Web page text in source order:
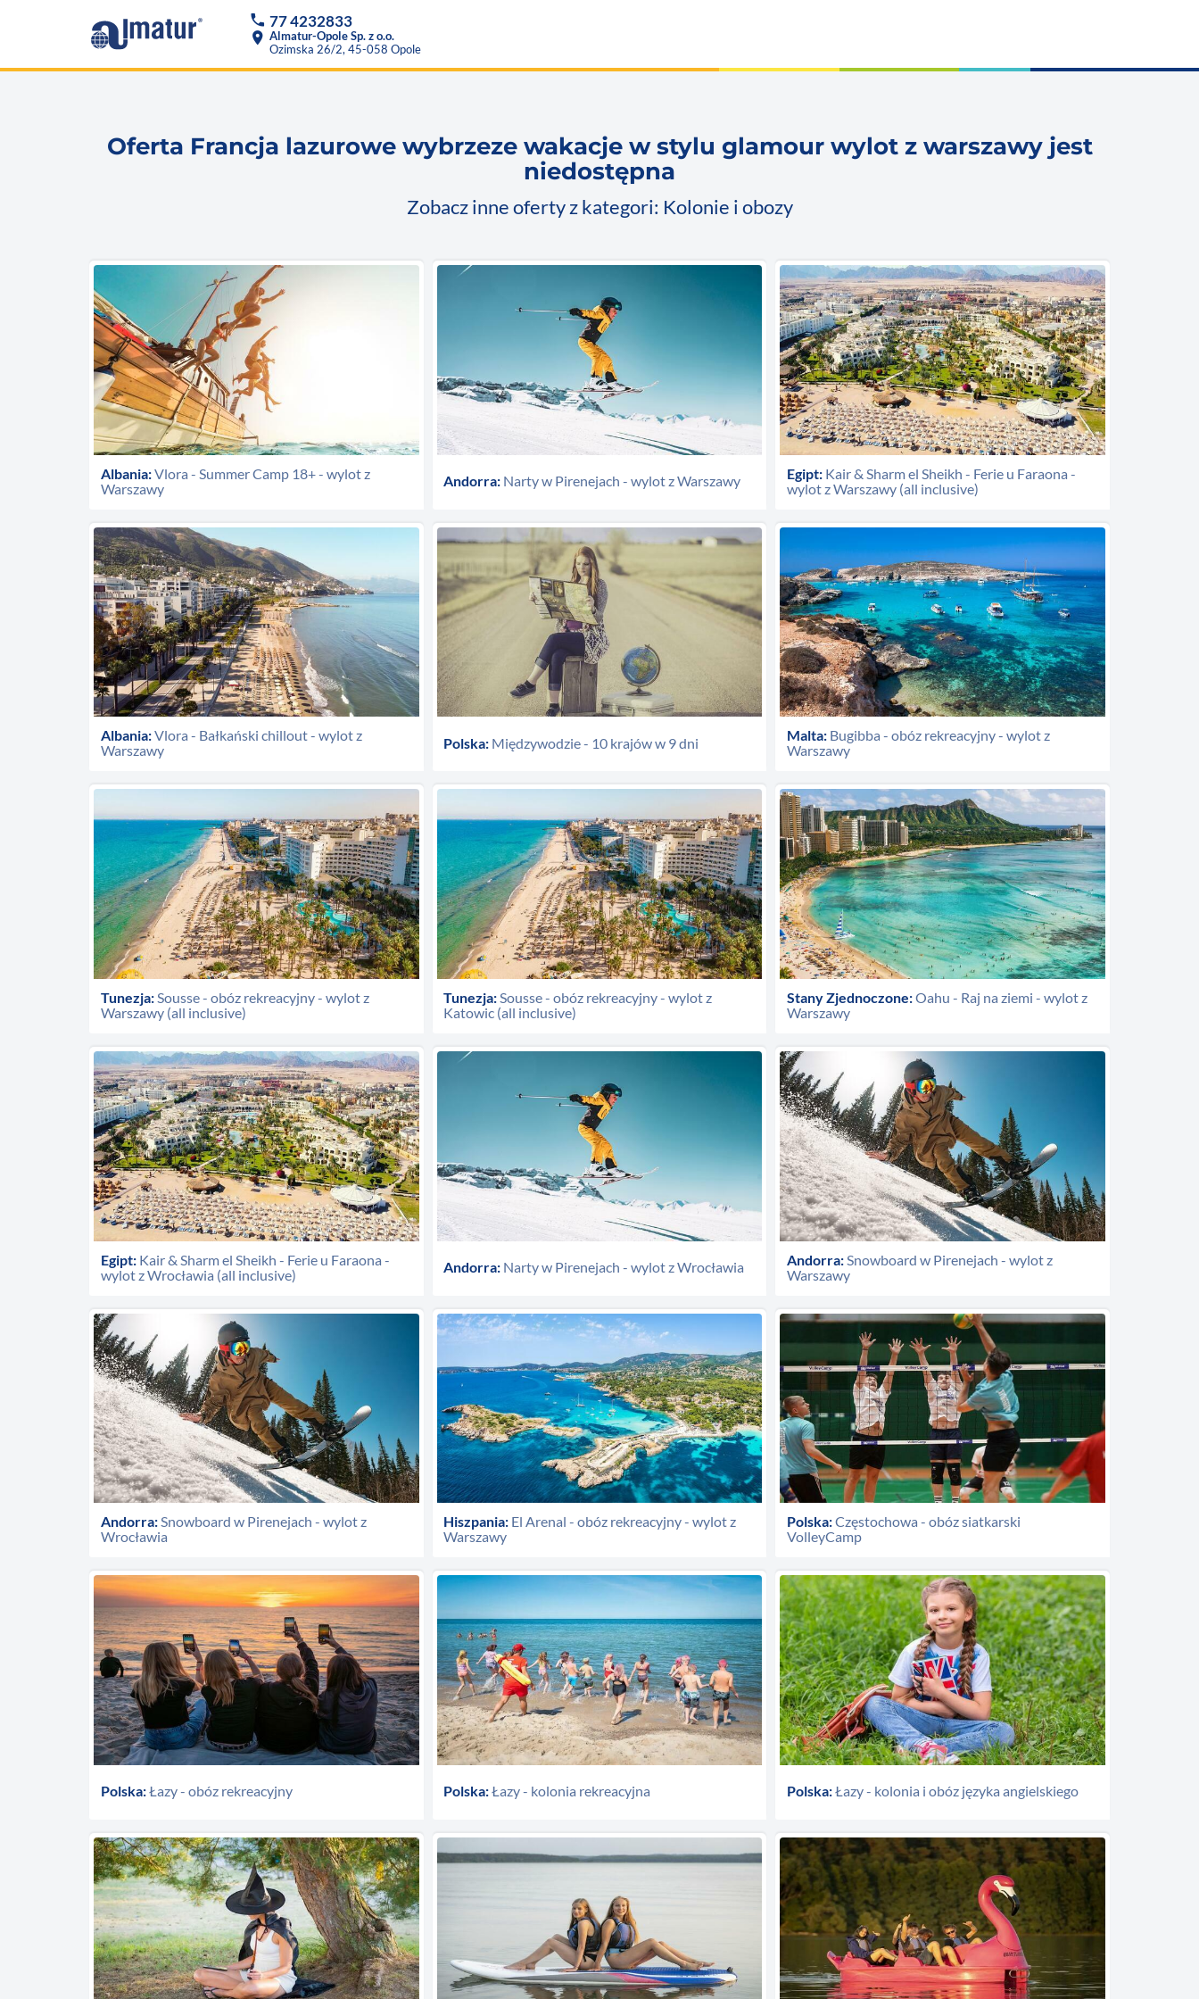
phone 77 4232833
location_on Almatur-Opole Sp. z o.o.
Ozimska 26/2, 45-058 Opole
Oferta Francja lazurowe wybrzeze wakacje w stylu glamour wylot z warszawy jest
niedostępna
Zobacz inne oferty z kategori: Kolonie i obozy
Albania:Vlora - Summer Camp 18+ - wylot z
Warszawy
Andorra: Narty w Pirenejach - wylot z Warszawy Egipt:Kair & Sharm el Sheikh - Ferie u Faraona -
wylot z Warszawy (all inclusive)
Albania:Vlora - Bałkański chillout - wylot z
Warszawy
Polska: Międzywodzie - 10 krajów w 9 dni Malta:Bugibba - obóz rekreacyjny - wylot z
Warszawy
Tunezja:Sousse - obóz rekreacyjny - wylot z
Warszawy (all inclusive)
Tunezja:Sousse - obóz rekreacyjny - wylot z
Katowic (all inclusive)
Stany Zjednoczone:Oahu - Raj na ziemi - wylot z
Warszawy
Egipt:Kair & Sharm el Sheikh - Ferie u Faraona -
wylot z Wrocławia (all inclusive)
Andorra: Narty w Pirenejach - wylot z Wrocławia Andorra:Snowboard w Pirenejach - wylot z
Warszawy
Andorra:Snowboard w Pirenejach - wylot z
Wrocławia
Hiszpania: El Arenal - obóz rekreacyjny - wylot z
Warszawy
Polska:Częstochowa - obóz siatkarski
VolleyCamp
Polska:Łazy - obóz rekreacyjny Polska:Łazy - kolonia rekreacyjna Polska:Łazy - kolonia i obóz języka angielskiego